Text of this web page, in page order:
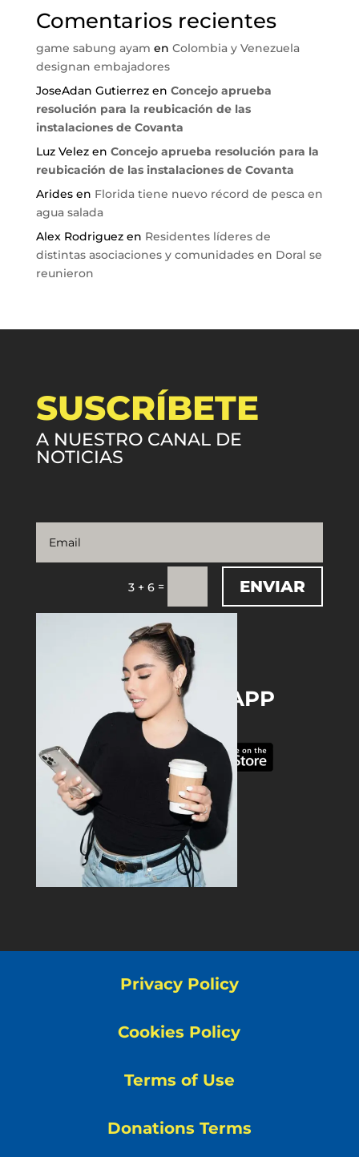
Comentarios recientes
game sabung ayam en Colombia y Venezuela
designan embajadores
JoseAdan Gutierrezen Concejo aprueba
resolución para la reubicación de las
instalaciones de Covanta
Luz Velezen Concejo aprueba resolución para la
reubicación de las instalaciones de Covanta
Aridesen Florida tiene nuevo récord de pesca en
agua salada
Alex Rodriguezen Residentes líderes de
distintas asociaciones y comunidades en Doral se
reunieron
SUSCRÍBETE
A NUESTRO CANAL DE
NOTICIAS
3 + 6 = ENVIAR
DOWNLOAD THE APP
Privacy Policy
Cookies Policy
Terms of Use
Donations Terms